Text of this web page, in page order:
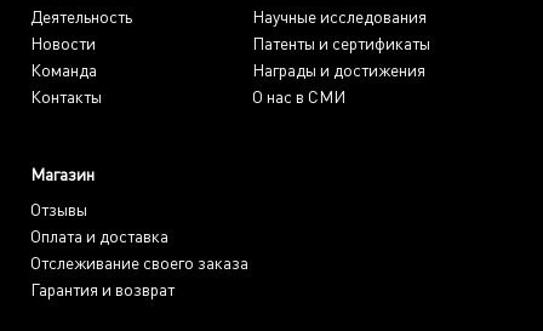
Деятельность
Новости
Команда
Контакты
Научные исследования
Патенты и сертификаты
Награды и достижения
О нас в СМИ
Магазин
Отзывы
Оплата и доставка
Отслеживание своего заказа
Гарантия и возврат